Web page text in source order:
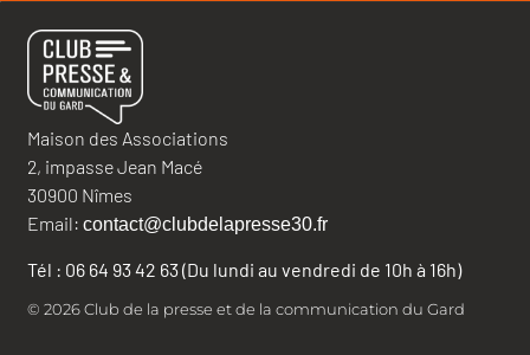
Maison des Associations
2, impasse Jean Macé
30900 Nîmes
Email: contact@clubdelapresse30.fr
Tél : 06 64 93 42 63 (Du lundi au vendredi de 10h à 16h)
© 2026 Club de la presse et de la communication du Gard